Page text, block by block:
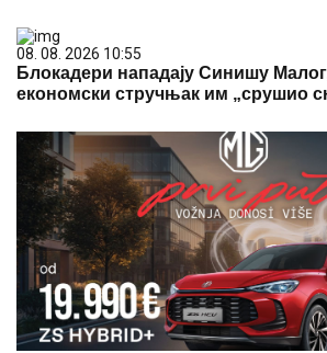
08. 08. 2026 10:55
Блокадери нападају Синишу
економски стручњак им „срушио